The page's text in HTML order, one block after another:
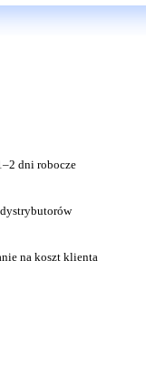
dni robocze
na koszt klienta